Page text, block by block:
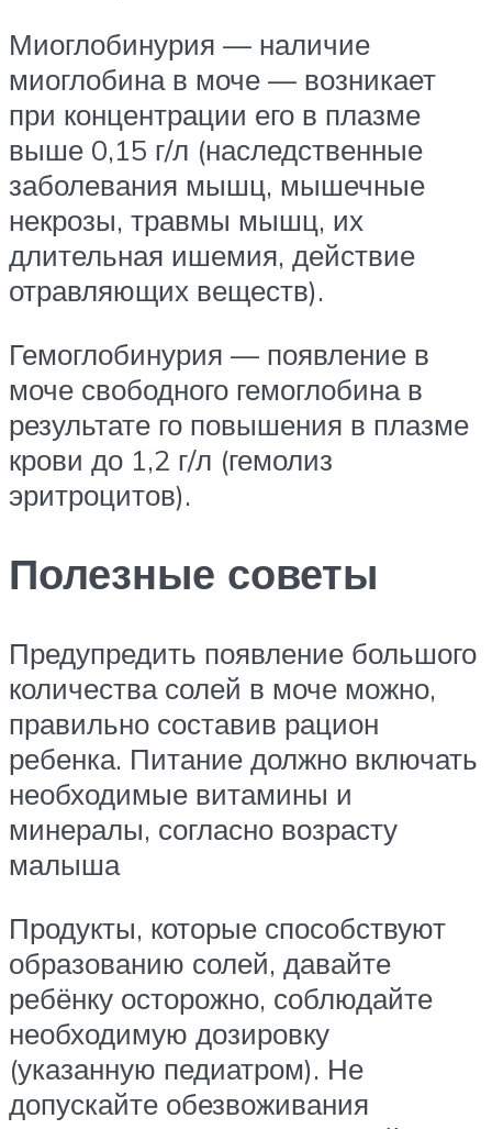
Миоглобинурия — наличие
миоглобина в моче — возникает
при концентрации его в плазме
выше 0,15 г/л (наследственные
заболевания мышц, мышечные
некрозы, травмы мышц, их
длительная ишемия, действие
отравляющих веществ).
Гемоглобинурия — появление в
моче свободного гемоглобина в
результате го повышения в плазме
крови до 1,2 г/л (гемолиз
эритроцитов).
Полезные советы
Предупредить появление большого
количества солей в моче можно,
правильно составив рацион
ребенка. Питание должно включать
необходимые витамины и
минералы, согласно возрасту
малыша
Продукты, которые способствуют
образованию солей, давайте
ребёнку осторожно, соблюдайте
необходимую дозировку
(указанную педиатром). Не
допускайте обезвоживания